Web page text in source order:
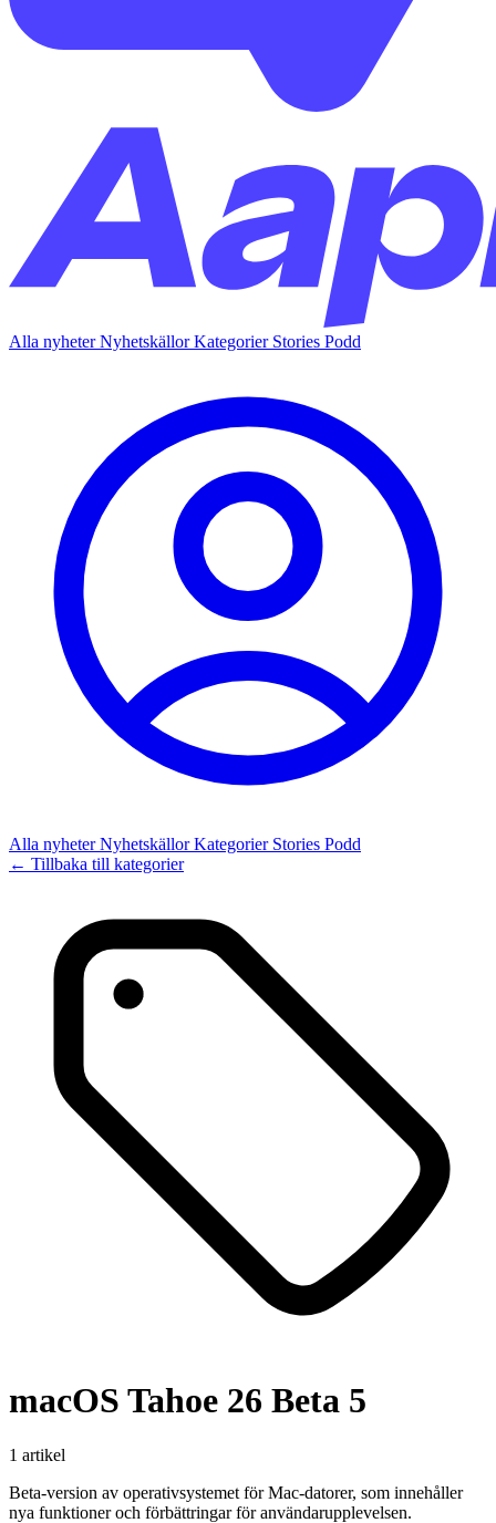
Alla nyheterNyhetskällorKategorier Stories Podd
Alla nyheterNyhetskällorKategorier Stories Podd
← Tillbaka till kategorier
macOS Tahoe 26 Beta 5
1 artikel
Beta-version av operativsystemet för Mac-datorer, som innehåller
nya funktioner och förbättringar för användarupplevelsen.